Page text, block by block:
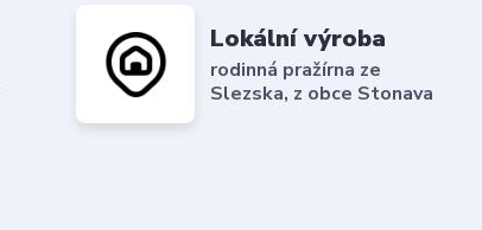
Lokální výroba
rodinná pražírna ze
Slezska, z obce Stonava